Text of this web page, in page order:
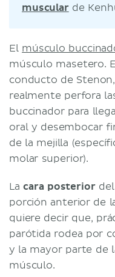
muscularde
El músculo
músculo masetero.
conducto de
realmente perfora
buccinador para
oral y desembocar
de la mejilla
molar superior).
Lacara posteriordel
porción anterior de
quiere decir que,
parótida rodea por
y la mayor parte de
músculo.